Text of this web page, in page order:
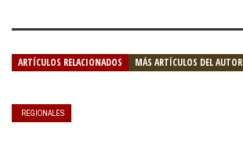
ARTÍCULOS RELACIONADOS MÁS ARTÍCULOS DEL AUTOR
REGIONALES